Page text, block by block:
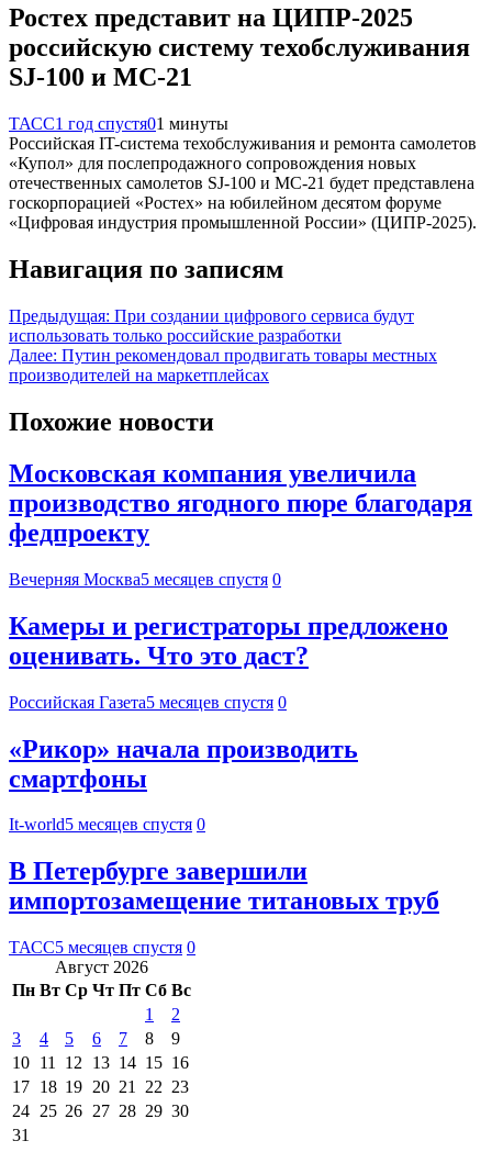
Ростех представит на ЦИПР-2025
российскую систему техобслуживания
SJ-100 и МС-21
ТАСС1 год спустя01 минуты
Российская IT-система техобслуживания и ремонта самолетов
«Купол» для послепродажного сопровождения новых
отечественных самолетов SJ-100 и МС-21 будет представлена
госкорпорацией «Ростех» на юбилейном десятом форуме
«Цифровая индустрия промышленной России» (ЦИПР-2025).
Навигация по записям
Предыдущая: При создании цифрового сервиса будут
использовать только российские разработки
Далее: Путин рекомендовал продвигать товары местных
производителей на маркетплейсах
Похожие новости
Московская компания увеличила
производство ягодного пюре благодаря
федпроекту
Вечерняя Москва5 месяцев спустя 0
Камеры и регистраторы предложено
оценивать. Что это даст?
Российская Газета5 месяцев спустя 0
«Рикор» начала производить
смартфоны
It-world5 месяцев спустя 0
В Петербурге завершили
импортозамещение титановых труб
ТАСС5 месяцев спустя 0
Август 2026
Пн Вт Ср Чт Пт Сб Вс
1
2
3
4 5 6 7 8
9
10 11 12 13 14 15 16
17 18 19 20 21 22 23
24 25 26 27 28 29 30
31